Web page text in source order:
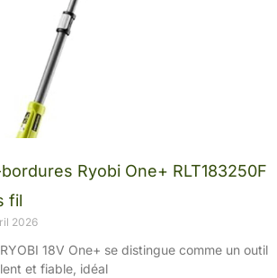
Ryobi One+ RLT183250F
fil
2026
18V One+ se distingue comme un outil
et fiable, idéal